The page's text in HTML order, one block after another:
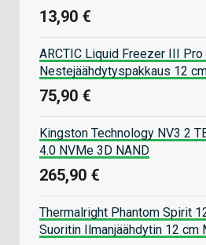
13,90 €
ARCTIC Liquid Freezer III
Nestejäähdytyspakkaus 12
75,90 €
Kingston Technology NV3 2
4.0 NVMe 3D NAND
265,90 €
Thermalright Phantom Spirit
Suoritin Ilmanjäähdytin 12 cm